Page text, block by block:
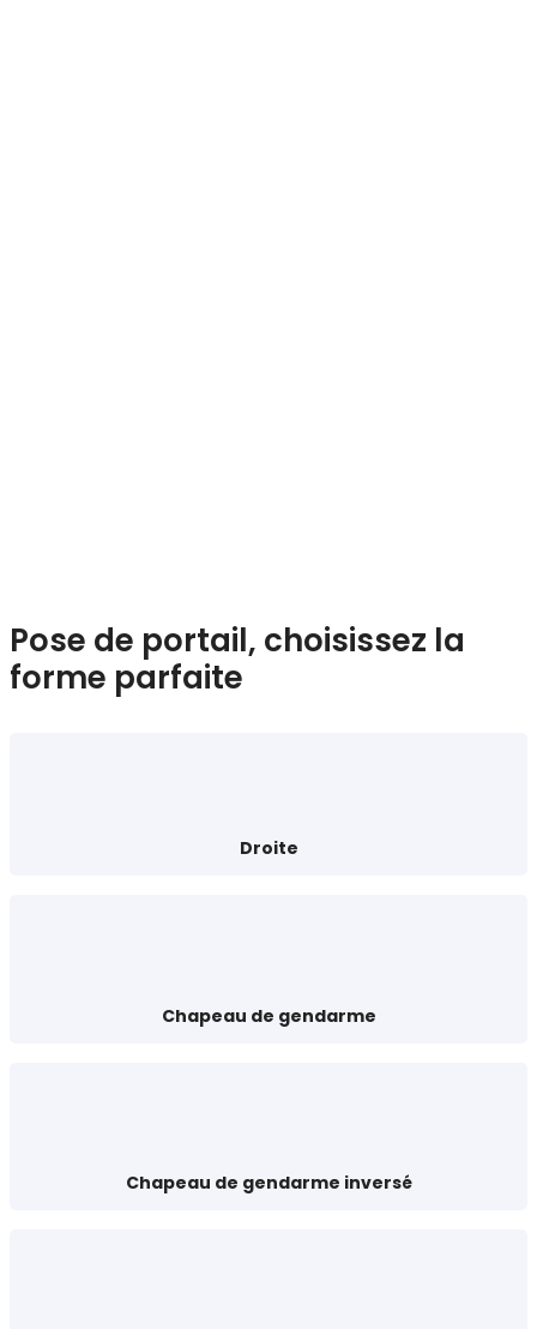
Pose de portail, choisissez la
forme parfaite
Droite
Chapeau de gendarme
Chapeau de gendarme inversé